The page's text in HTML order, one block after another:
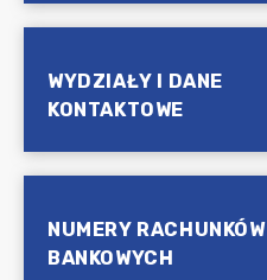
WYDZIAŁY I DANE
KONTAKTOWE
NUMERY RACHUNKÓW
BANKOWYCH